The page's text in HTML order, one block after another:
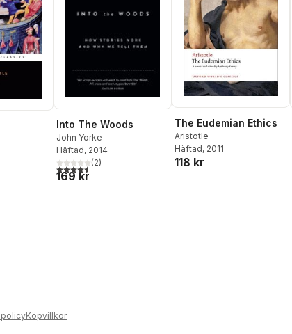
Into The Woods
John Yorke
Häftad, 2014
4,5utav 5 stjärnor. Totalt antal röster:
(2)
169 kr
The Eudemian Ethics
Aristotle
Häftad, 2011
118 kr
Köpvillkor